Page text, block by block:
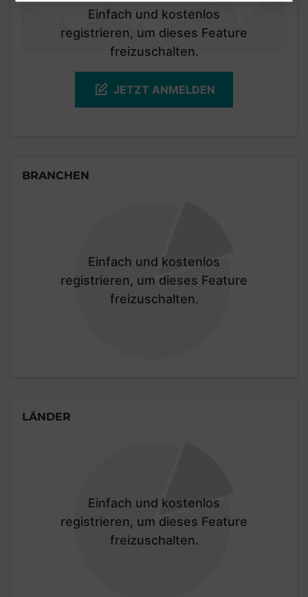
Einfach und kostenlos
registrieren, um dieses Feature
freizuschalten.
JETZT ANMELDEN
BRANCHEN
Einfach und kostenlos
registrieren, um dieses Feature
freizuschalten.
LÄNDER
Einfach und kostenlos
registrieren, um dieses Feature
freizuschalten.